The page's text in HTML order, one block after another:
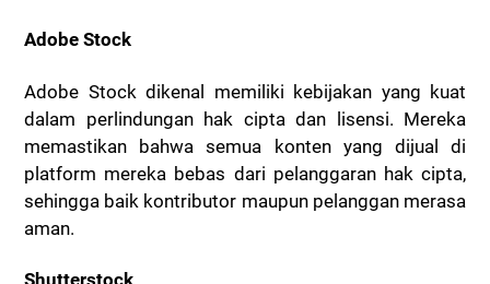
Adobe Stock
Adobe Stock dikenal memiliki kebijakan yang kuat
dalam perlindungan hak cipta dan lisensi. Mereka
memastikan bahwa semua konten yang dijual di
platform mereka bebas dari pelanggaran hak cipta,
sehingga baik kontributor maupun pelanggan merasa
aman.